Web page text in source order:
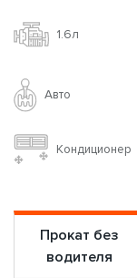
1.6л
Авто
Кондиционер
Прокат без
водителя